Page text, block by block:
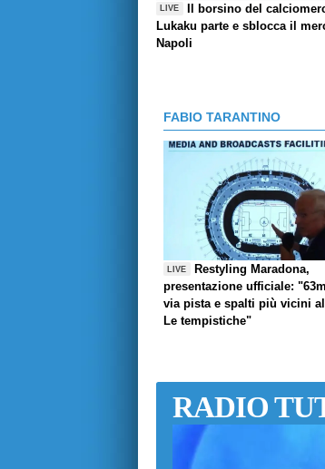
LIVE
Il borsino del
Lukaku parte e sblocca il
Napoli
FABIO TARANTINO
LIVE
Restyling Maradona,
presentazione ufficiale:
via pista e spalti più vicini
Le tempistiche"
RADIO